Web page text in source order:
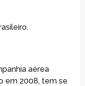
aérea
em 2008, tem se